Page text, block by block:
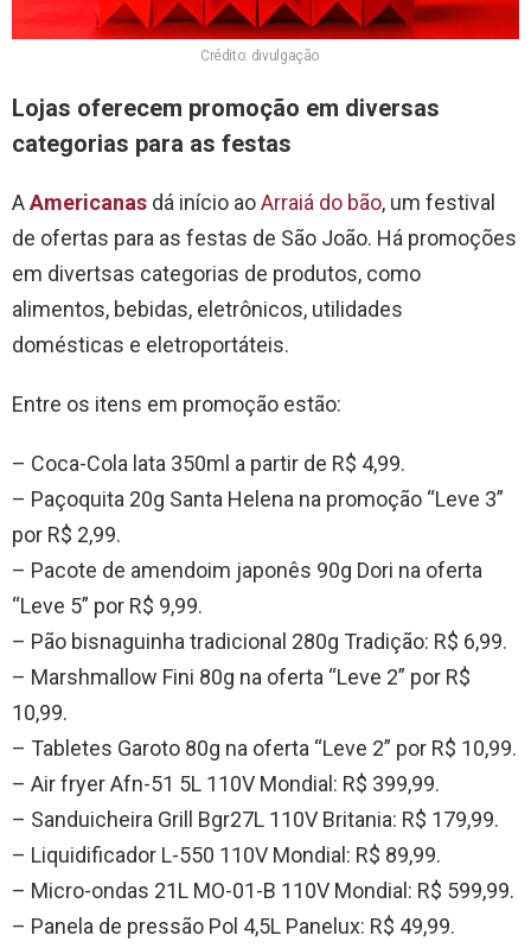
Crédito: divulgação
Lojas oferecem promoção em diversas
categorias para as festas
AAmericanas dá início aoArraiá do bão, um festival
de ofertas para as festas de São João. Há promoções
em divertsas categorias de produtos, como
alimentos, bebidas, eletrônicos, utilidades
domésticas e eletroportáteis.
Entre os itens em promoção estão:
– Coca-Cola lata 350ml a partir de R$ 4,99.
– Paçoquita 20g Santa Helena na promoção “Leve 3”
por R$ 2,99.
– Pacote de amendoim japonês 90g Dori na oferta
“Leve 5” por R$ 9,99.
– Pão bisnaguinha tradicional 280g Tradição: R$ 6,99.
– Marshmallow Fini 80g na oferta “Leve 2” por R$
10,99.
– Tabletes Garoto 80g na oferta “Leve 2” por R$ 10,99.
– Air fryer Afn-51 5L 110V Mondial: R$ 399,99.
– Sanduicheira Grill Bgr27L 110V Britania: R$ 179,99.
– Liquidificador L-550 110V Mondial: R$ 89,99.
– Micro-ondas 21L MO-01-B 110V Mondial: R$ 599,99.
– Panela de pressão Pol 4,5L Panelux: R$ 49,99.